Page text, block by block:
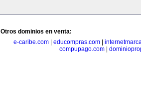
Otros dominios en venta:
e-caribe.com| educompras.com|
compupago.com|